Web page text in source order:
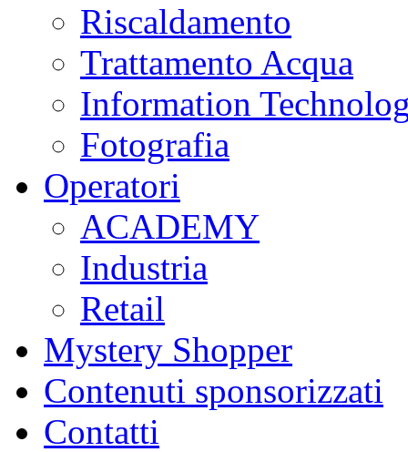
Riscaldamento
Trattamento Acqua
Information
Fotografia
Operatori
ACADEMY
Industria
Retail
Mystery Shopper
Contenuti sponsorizzati
Contatti